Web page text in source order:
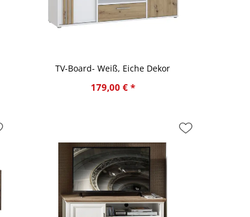
TV-Board- Weiß, Eiche Dekor
179,00 € *